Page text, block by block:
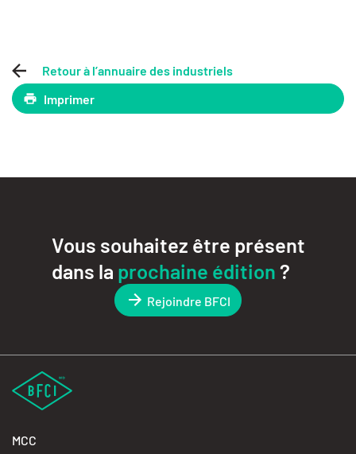
Retour à l’annuaire des industriels
Imprimer
Vous souhaitez être présent
dans la prochaine édition?
Rejoindre BFCI
MCC